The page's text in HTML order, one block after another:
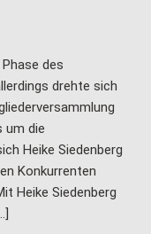
des
drehte sich
um die
Heike Siedenberg
Konkurrenten
Heike Siedenberg